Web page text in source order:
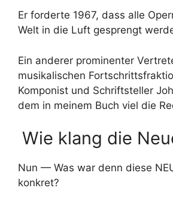
Er forderte 1967, dass alle
Welt in die Luft gesprengt
Ein anderer prominenter
musikalischen
Komponist und Schriftsteller
dem in meinem Buch viel die
Wie klang die
Nun — Was war denn diese
konkret?